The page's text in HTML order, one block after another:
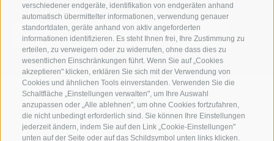
verschiedener endgeräte, identifikation von endgeräten anhand
automatisch übermittelter informationen, verwendung genauer
standortdaten, geräte anhand von aktiv angeforderten
informationen identifizieren. Es steht Ihnen frei, Ihre Zustimmung zu
erteilen, zu verweigern oder zu widerrufen, ohne dass dies zu
wesentlichen Einschränkungen führt. Wenn Sie auf „Cookies
akzeptieren" klicken, erklären Sie sich mit der Verwendung von
Cookies und ähnlichen Tools einverstanden. Verwenden Sie die
Schaltfläche „Einstellungen verwalten", um Ihre Auswahl
anzupassen oder „Alle ablehnen", um ohne Cookies fortzufahren,
die nicht unbedingt erforderlich sind. Sie können Ihre Einstellungen
jederzeit ändern, indem Sie auf den Link „Cookie-Einstellungen"
unten auf der Seite oder auf das Schildsymbol unten links klicken.
Suche auf der Webseite